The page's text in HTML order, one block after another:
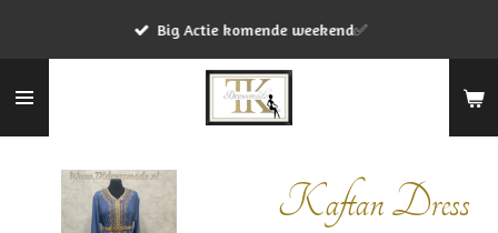
de
Big Actie komende weekend✅
Kaftan Dress